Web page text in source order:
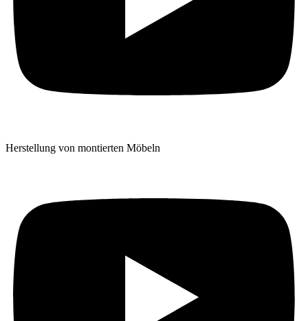
Herstellung von montierten Möbeln